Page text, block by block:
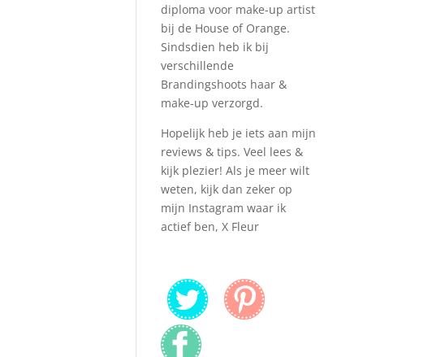
diploma voor make-up artist
bij de House of Orange.
Sindsdien heb ik bij
verschillende
Brandingshoots haar &
make-up verzorgd.
Hopelijk heb je iets aan mijn
reviews & tips. Veel lees &
kijk plezier! Als je meer wilt
weten, kijk dan zeker op
mijn Instagram waar ik
actief ben, X Fleur